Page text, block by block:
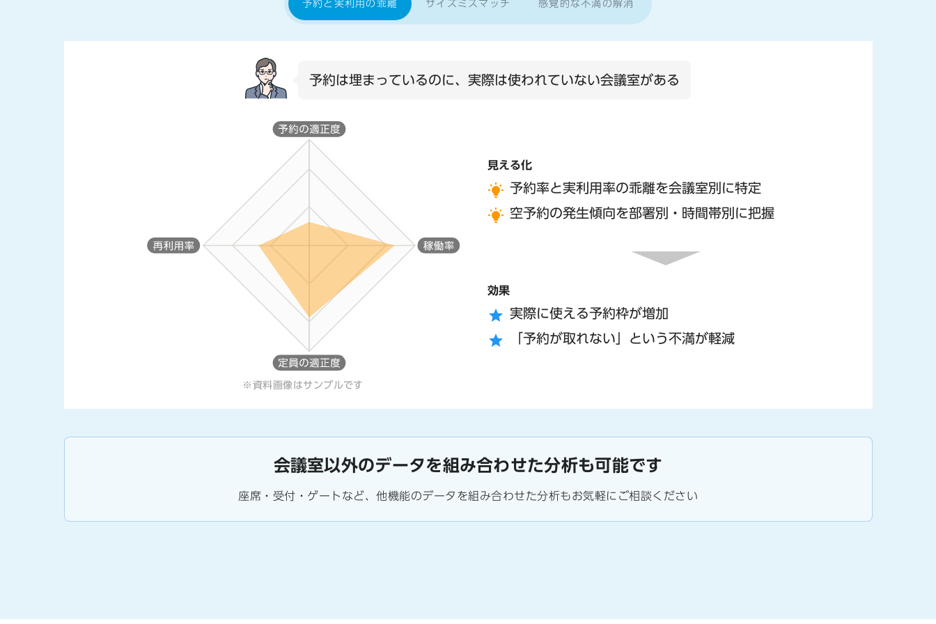
予約と実利用の乖離 サイズミスマッチ 感覚的な不満の解消
予約は埋まっているのに、実際は使われていない会議室がある
※資料画像はサンプルです
見える化
予約率と実利用率の乖離を会議室別に特定
空予約の発生傾向を部署別・時間帯別に把握
効果
実際に使える予約枠が増加
「予約が取れない」という不満が軽減
会議室以外のデータを組み合わせた分析も可能です
座席・受付・ゲートなど、他機能のデータを組み合わせた分析もお気軽にご相談ください